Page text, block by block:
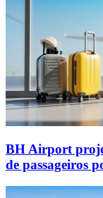
BH Airport
de passageiros